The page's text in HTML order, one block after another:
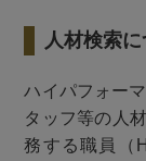
人材検索
ハイパフォー
タッフ等の人
務する職員（